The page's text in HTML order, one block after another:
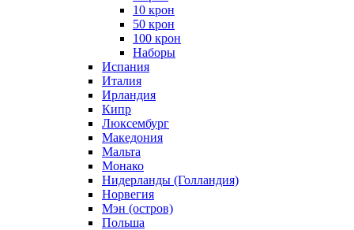
10 крон
50 крон
100 крон
Наборы
Испания
Италия
Ирландия
Кипр
Люксембург
Македония
Мальта
Монако
Нидерланды (Голландия)
Норвегия
Мэн (остров)
Польша